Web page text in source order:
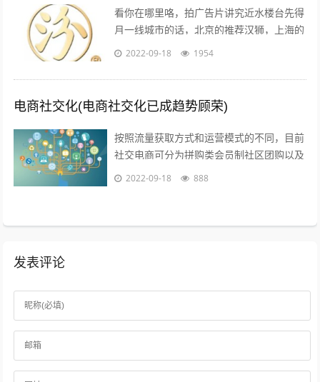
看你在哪里咯，拍广告片讲究近水楼台先得
月一线城市的话，北京的推荐汉狮，上海的
赤马，广州的平方影视，深圳的就宝视达了
2022-09-18 1954
电商社交化(电商社交化已成趋势顾荣)
按照流量获取方式和运营模式的不同，目前
社交电商可分为拼购类会员制社区团购以及
内容类四种典型的商业模式拼购类以拼多多
2022-09-18 888
发表评论